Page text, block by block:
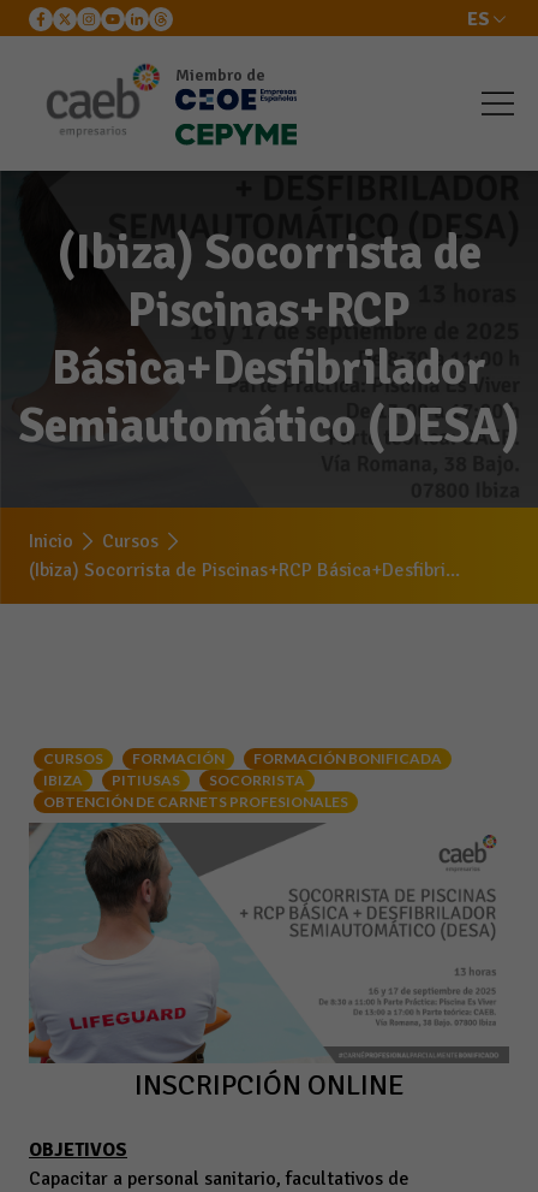
ES
Miembro de
(Ibiza) Socorrista de
Piscinas+RCP
Básica+Desfibrilador
Semiautomático (DESA)
Inicio
Cursos
(Ibiza) Socorrista de Piscinas+RCP Básica+Desfibri...
CURSOS FORMACIÓN
FORMACIÓN BONIFICADA
IBIZA
PITIUSAS
SOCORRISTA
OBTENCIÓN DE CARNETS PROFESIONALES
INSCRIPCIÓN ONLINE
OBJETIVOS
Capacitar a personal sanitario, facultativos de